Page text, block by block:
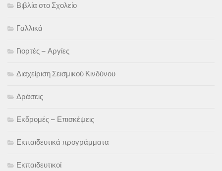
Βιβλία στο Σχολείο
Γαλλικά
Γιορτές – Αργίες
Διαχείριση Σεισμικού Κινδύνου
Δράσεις
Εκδρομές – Επισκέψεις
Εκπαιδευτικά προγράμματα
Εκπαιδευτικοί